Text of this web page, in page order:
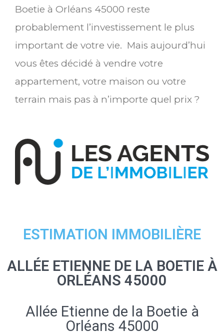
Boetie à Orléans 45000 reste
probablement l’investissement le plus
important de votre vie. Mais aujourd’hui
vous êtes décidé à vendre votre
appartement, votre maison ou votre
terrain mais pas à n’importe quel prix ?
ESTIMATION IMMOBILIÈRE
ALLÉE ETIENNE DE LA BOETIE À
ORLÉANS 45000
Allée Etienne de la Boetie à
Orléans 45000